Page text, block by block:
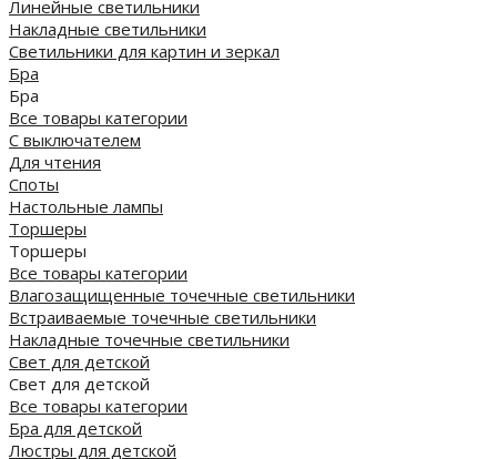
Линейные светильники
Накладные светильники
Светильники для картин и зеркал
Бра
Бра
Все товары категории
С выключателем
Для чтения
Споты
Настольные лампы
Торшеры
Торшеры
Все товары категории
Влагозащищенные точечные светильники
Встраиваемые точечные светильники
Накладные точечные светильники
Свет для детской
Свет для детской
Все товары категории
Бра для детской
Люстры для детской